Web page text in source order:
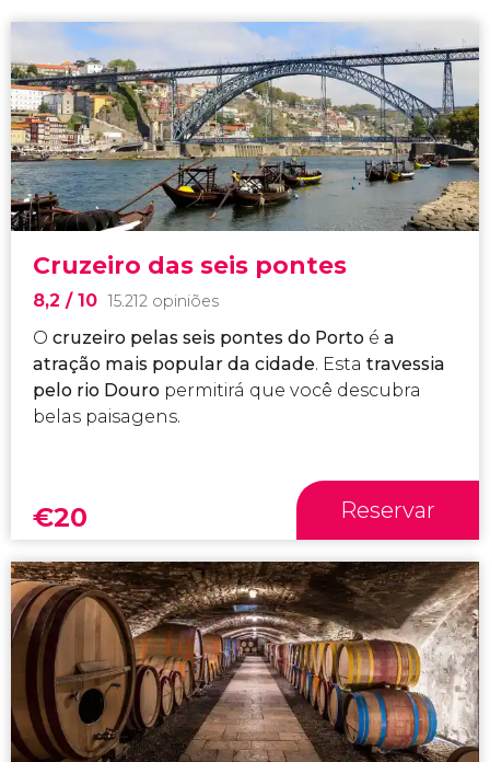
Cruzeiro das seis pontes
8,2 / 10 15.212 opiniões
O cruzeiro pelas seis pontes do Porto é a
atração mais popular da cidade. Esta travessia
pelo rio Douro permitirá que você descubra
belas paisagens.
€20 Reservar